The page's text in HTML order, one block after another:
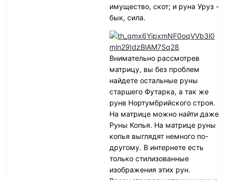
имущество, скот; и руна Уруз -
бык, сила.
Внимательно рассмотрев
матрицу, вы без проблем
найдете остальные руны
старшего Футарка, а так же
рунв Нортумбрийского строя.
На матрице можно найти даже
Руны Копья. На матрице руны
копья выглядят немного по-
другому. В интернете есть
только стилизованные
изображения этих рун.